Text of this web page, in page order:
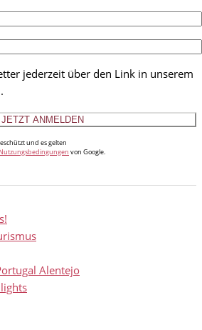
jederzeit über den Link in unserem
und es gelten
Nutzungsbedingungen von Google.
Alentejo